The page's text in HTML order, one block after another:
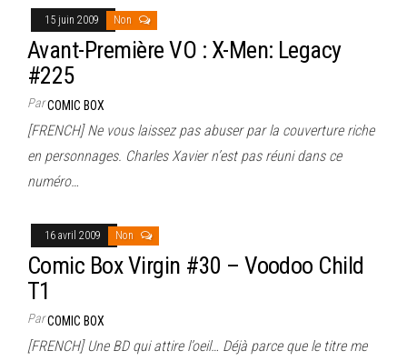
15 juin 2009 Non
Avant-Première VO : X-Men: Legacy
#225
ParCOMIC BOX
[FRENCH] Ne vous laissez pas abuser par la couverture riche
en personnages. Charles Xavier n’est pas réuni dans ce
numéro…
16 avril 2009 Non
Comic Box Virgin #30 – Voodoo Child
T1
ParCOMIC BOX
[FRENCH] Une BD qui attire l’oeil… Déjà parce que le titre me